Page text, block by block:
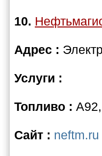
10.
Адрес :
Услуги :
Топливо :
Сайт : neftm.ru